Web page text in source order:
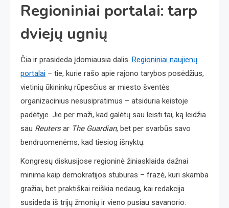
Regioniniai portalai: tarp
dviejų ugnių
Čia ir prasideda įdomiausia dalis. Regioniniai naujienų
portalai – tie, kurie rašo apie rajono tarybos posėdžius,
vietinių ūkininkų rūpesčius ar miesto šventės
organizacinius nesusipratimus – atsiduria keistoje
padėtyje. Jie per maži, kad galėtų sau leisti tai, ką leidžia
sau Reutersar The Guardian, bet per svarbūs savo
bendruomenėms, kad tiesiog išnyktų.
Kongresų diskusijose regioninė žiniasklaida dažnai
minima kaip demokratijos stuburas – frazė, kuri skamba
gražiai, bet praktiškai reiškia nedaug, kai redakcija
susideda iš trijų žmonių ir vieno pusiau savanorio.